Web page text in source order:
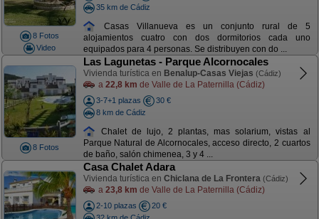
8 Fotos
Video
35 km de Cádiz
Casas Villanueva es un conjunto rural de 5
alojamientos cuatro con dos dormitorios cada uno
equipados para 4 personas. Se distribuyen con do ...
8 Fotos
Las Lagunetas - Parque Alcornocales
Vivienda turística en Benalup-Casas Viejas (Cádiz)
a 22,8 km de Valle de La Paternilla (Cádiz)
3-7+1 plazas
30 €
8 km de Cádiz
Chalet de lujo, 2 plantas, mas solarium, vistas al
Parque Natural de Alcornocales, acceso directo, 2 cuartos
de baño, salón chimenea, 3 y 4 ...
Casa Chalet Adara
Vivienda turística en Chiclana de La Frontera (Cádiz)
a 23,8 km de Valle de La Paternilla (Cádiz)
2-10 plazas
20 €